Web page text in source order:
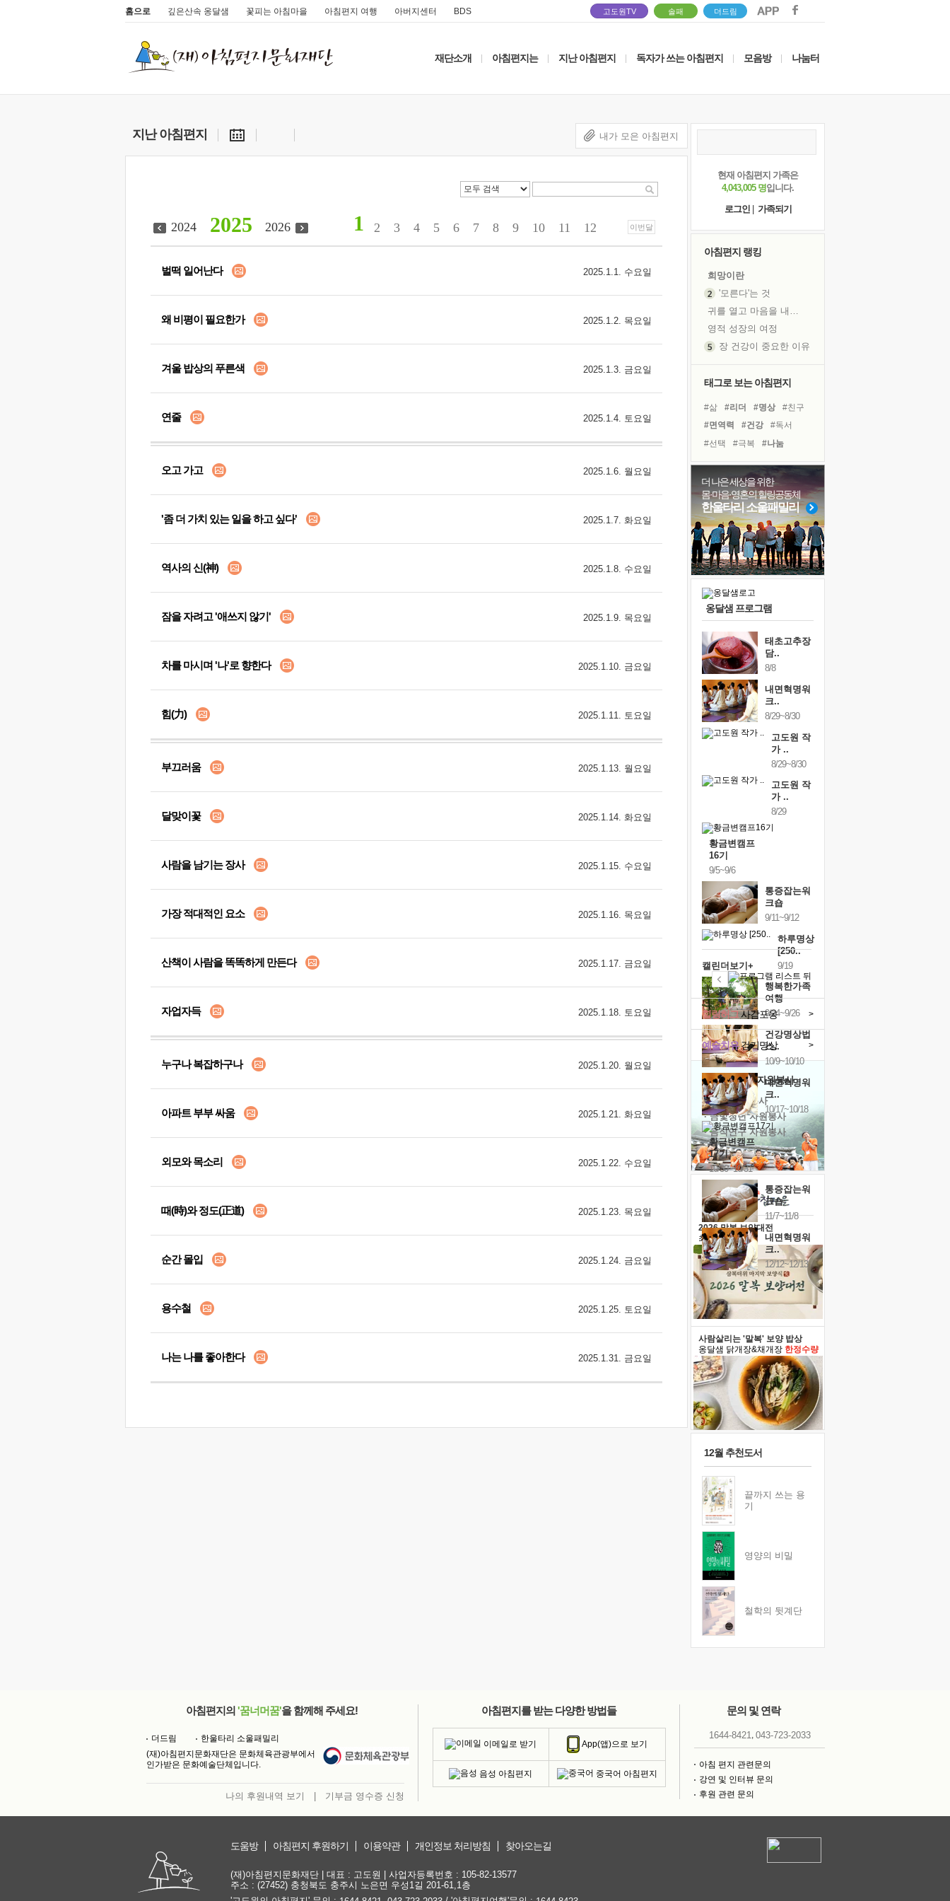
홈으로 깊은산속 옹달샘 꽃피는 아침마을 아침편지 여행 아버지센터 BDS 고도원TV 솔패 더드림
재단소개 아침편지는 지난 아침편지 독자가 쓰는 아침편지 모음방 나눔터
지난 아침편지 내가 모은 아침편지
2025
2024 2026 1 2 3 4 5 6 7 8 9 10 11 12 이번달
벌떡 일어난다 2025.1.1. 수요일
왜 비평이 필요한가 2025.1.2. 목요일
겨울 밥상의 푸른색 2025.1.3. 금요일
연줄 2025.1.4. 토요일
오고 가고 2025.1.6. 월요일
'좀 더 가치 있는 일을 하고 싶다' 2025.1.7. 화요일
역사의 신(神) 2025.1.8. 수요일
잠을 자려고 '애쓰지 않기' 2025.1.9. 목요일
차를 마시며 '나'로 향한다 2025.1.10. 금요일
힘(力) 2025.1.11. 토요일
부끄러움 2025.1.13. 월요일
달맞이꽃 2025.1.14. 화요일
사람을 남기는 장사 2025.1.15. 수요일
가장 적대적인 요소 2025.1.16. 목요일
산책이 사람을 똑똑하게 만든다 2025.1.17. 금요일
자업자득 2025.1.18. 토요일
누구나 복잡하구나 2025.1.20. 월요일
아파트 부부 싸움 2025.1.21. 화요일
외모와 목소리 2025.1.22. 수요일
때(時)와 정도(正道) 2025.1.23. 목요일
순간 몰입 2025.1.24. 금요일
용수철 2025.1.25. 토요일
나는 나를 좋아한다 2025.1.31. 금요일
현재 아침편지 가족은
4,043,005 명입니다.
로그인
가족되기
아침편지 랭킹
희망이란
'모른다'는 것
귀를 열고 마음을 내어주고
영적 성장의 여정
장 건강이 중요한 이유
꿈이 실제가 되는 것
'말 타는 법'을 먼저
졸업식 사진을 보며
아픈 아버지를 위한 공간 설계
극심한 변비, 어깨결림, 수면 장애
보고 싶은 어머니
유년 시절의 부산 영도 바다
못된 꼰대들
거울 속의 나
태그로 보는 아침편지
#삶 #리더 #명상
#친구
#면역력
#건강
#독서
#선택
#극복
#나눔
#비전캠프
#링컨학교
#계획
#도움
#바이러스
#위기
#유튜브
#힐링
#경험
#희망 #아이들
더 나은 세상을 위한
몸·마음·영혼의 힐링공동체
한울타리 소울패밀리
옹달샘 프로그램
태초고추장
담..
8/8
내면혁명워
크..
8/29~8/30
고도원 작
가 ..
8/29~8/30
고도원 작
가 ..
8/29
황금변캠프
16기
9/5~9/6
통증잡는워
크숍
9/11~9/12
하루명상
[250..
9/19
행복한가족
여행
9/24~9/26
건강명상법
스..
10/9~10/10
내면혁명워
크..
10/17~10/18
황금변캠프
17기
10/30~10/31
통증잡는워
크숍
11/7~11/8
내면혁명워
크..
12/12~12/13
캘린더보기+
예술치유걷기명상 >
힐링허그사감포옹 >
'옹달샘의 꽃'자원봉사
· 청년 자원봉사
· 금빛청년 자원봉사
· 음식연구 자원봉사
2026 말복 보양대전
최대74%할인
사람살리는 '말복' 보양 밥상
옹달샘 닭개장&채개장 한정수량
12월 추천도서
끝까지 쓰는 용
기
영양의 비밀
철학의 뒷계단
아침편지의 '꿈너머꿈'을 함께해 주세요!
더드림
한울타리 소울패밀리
(재)아침편지문화재단은 문화체육관광부에서
인가받은 문화예술단체입니다.
나의 후원내역 보기 기부금 영수증 신청
아침편지를 받는 다양한 방법들
이메일로 받기 App(앱)으로 보기
음성 아침편지 중국어 아침편지
문의 및 연락
1644-8421, 043-723-2033
아침 편지 관련문의
강연 및 인터뷰 문의
후원 관련 문의
도움방 아침편지 후원하기 이용약관 개인정보 처리방침 찾아오는길
(재)아침편지문화재단 | 대표 : 고도원 | 사업자등록번호 : 105-82-13577
주소 : (27452) 충청북도 충주시 노은면 우성1길 201-61,1층